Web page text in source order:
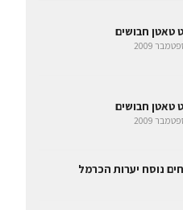
טאטן חבושים
טאטן חבושים
נוסח יערות הכרמל